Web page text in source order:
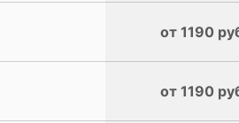
от 1190
от 1190